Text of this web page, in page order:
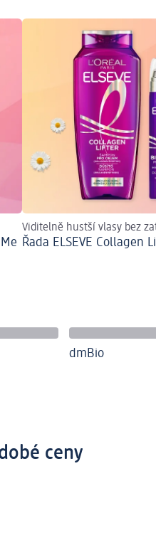
Viditelně hustší vlasy bez
Řada ELSEVE Collagen
dmBio
ceny